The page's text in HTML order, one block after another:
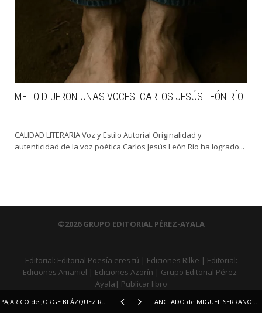
ME LO DIJERON UNAS VOCES. CARLOS JESÚS LEÓN RÍO
CALIDAD LITERARIA Voz y Estilo Autorial Originalidad y
autenticidad de la voz poética Carlos Jesús León Río ha logrado...
PAJARICO de JORGE BLÁZQUEZ RABADÁN ANCLADO de MIGUEL SERRANO MARTÍN
©2026 GRUPO EDITORIAL PÉREZ-AYALA
Editorial: Editorial Poesía eres tú | Ediciones Rilke | Editorial:
Ediciones Amaniel | Ediciones Azorín | Grupo Editorial Pérez-
Ayala | Publicar libro